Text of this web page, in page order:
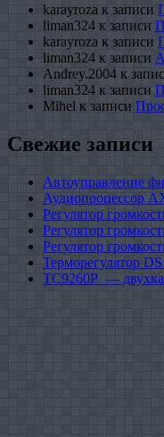
karayroza к записи
liman324 к записи
karayroza к записи
liman324 к записи
Andrey.2004 к
liman324 к записи
Mihel к записи
Свежие записи
Автоуправление
Аудиопроцессор
Регулятор
Регулятор
Регулятор
Терморегулятор
TC9260P —